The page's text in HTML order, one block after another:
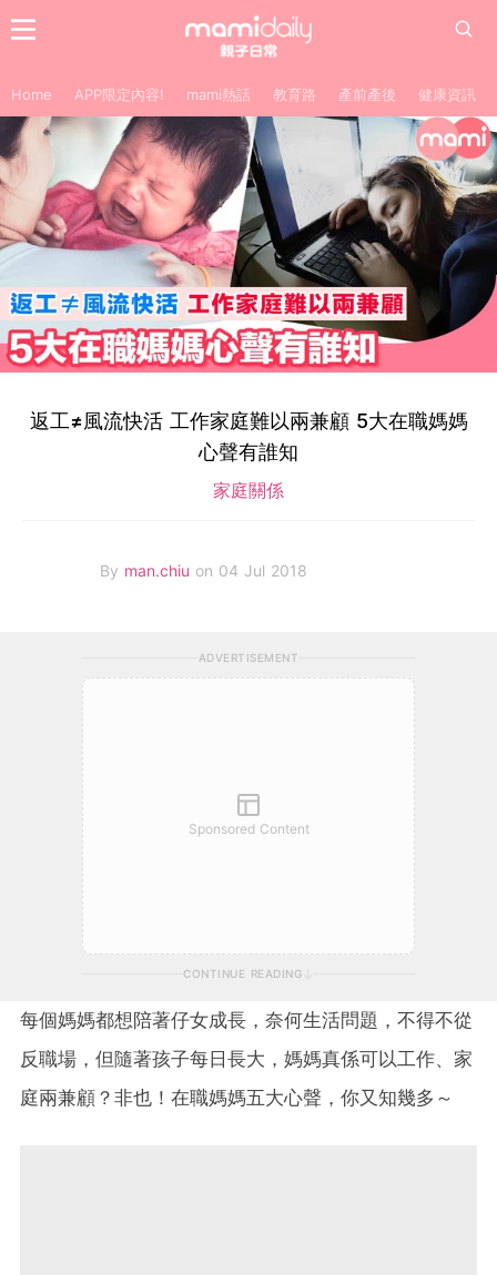
Home APP限定內容! mami熱話 教育路 產前產後 健康資訊
返工≠風流快活 工作家庭難以兩兼顧 5大在職媽媽
心聲有誰知
家庭關係
By man.chiu on 04 Jul 2018
ADVERTISEMENT
Sponsored Content
CONTINUE READING
每個媽媽都想陪著仔女成長，奈何生活問題，不得不從
反職場，但隨著孩子每日長大，媽媽真係可以工作、家
庭兩兼顧？非也！在職媽媽五大心聲，你又知幾多～